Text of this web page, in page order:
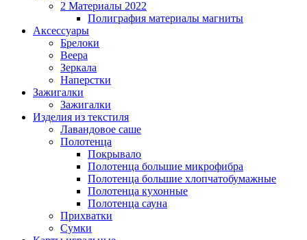
2 Материалы 2022
Полиграфия материалы магниты
Аксессуары
Брелоки
Веера
Зеркала
Наперстки
Зажигалки
Зажигалки
Изделия из текстиля
Лавандовое саше
Полотенца
Покрывало
Полотенца большие микрофибра
Полотенца большие хлопчатобумажные
Полотенца кухонные
Полотенца сауна
Прихватки
Сумки